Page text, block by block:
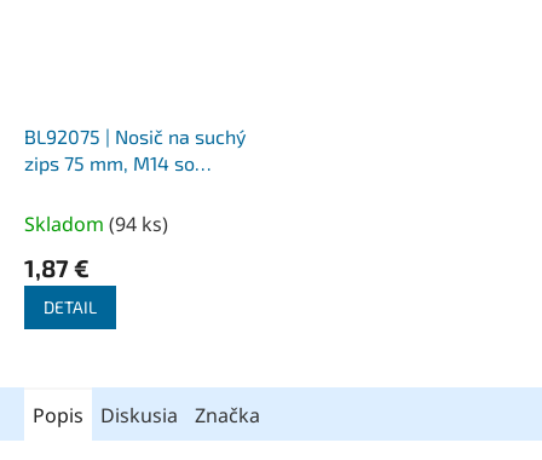
BL92075 | Nosič na suchý
zips 75 mm, M14 so
Skladom (94 ks)
1,87 €
DETAIL
Popis Diskusia Značka